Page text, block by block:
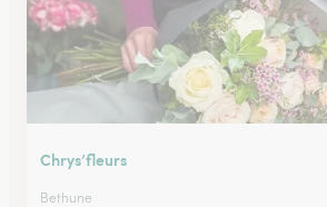
Chrys’fleurs
Bethune